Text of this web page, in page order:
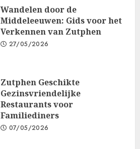
Wandelen door de
Middeleeuwen: Gids voor het
Verkennen van Zutphen
27/05/2026
Zutphen Geschikte
Gezinsvriendelijke
Restaurants voor
Familiediners
07/05/2026